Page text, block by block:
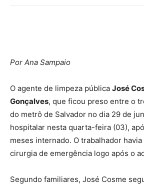
Por Ana Sampaio
O agente de limpeza pública José
Gonçalves, que ficou preso entre o
do metrô de Salvador no dia 29 de
hospitalar nesta quarta-feira (03),
meses internado. O trabalhador
cirurgia de emergência logo após o
Segundo familiares, José Cosme